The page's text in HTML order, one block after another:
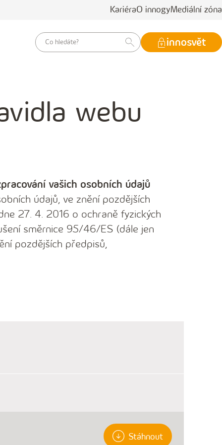
KariéraO innogyMediální zóna
vyhledávací
dotaz
innosvět
webu
vašich osobních údajů
údajů, ve znění pozdějších
27. 4. 2016 o ochraně fyzických
směrnice 95/46/ES (dále jen
pozdějších předpisů,
Stáhnout